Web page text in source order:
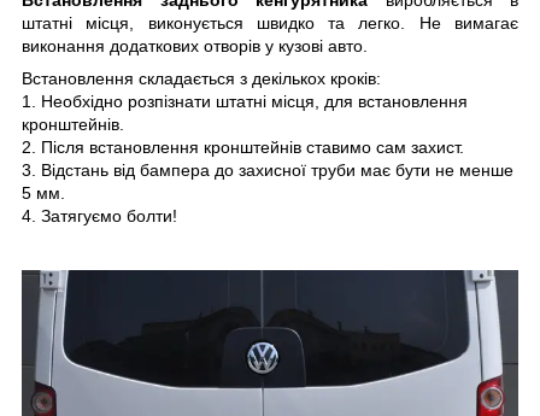
штатні місця, виконується швидко та легко. Не вимагає
виконання додаткових отворів у кузові авто.
Встановлення складається з декількох кроків:
1. Необхідно розпізнати штатні місця, для встановлення
кронштейнів.
2. Після встановлення кронштейнів ставимо сам захист.
3. Відстань від бампера до захисної труби має бути не менше
5 мм.
4. Затягуємо болти!